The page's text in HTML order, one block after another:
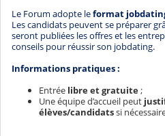
Le Forum adopte leformat
Les candidats peuvent se préparer
seront publiées les offres et les
conseils pour réussir son jobdating.
Informations pratiques :
Entrée libre et gratuite;
Une équipe d’accueil peut
élèves/candidatssi